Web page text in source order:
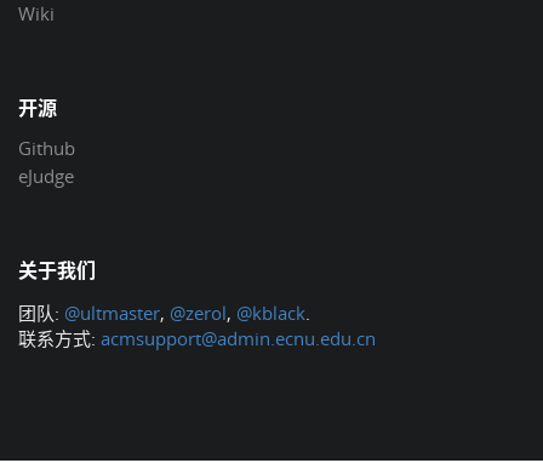
Wiki
开源
Github
eJudge
关于我们
团队: @ultmaster, @zerol, @kblack
联系方式: acmsupport@admin.ecnu.edu.cn